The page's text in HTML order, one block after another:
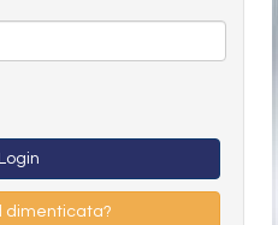
Login
dimenticata?